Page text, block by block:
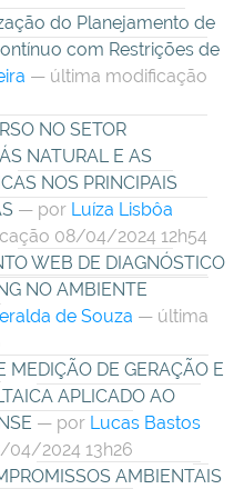
do Planejamento de
com Restrições de
— última modificação
NO SETOR
NATURAL E AS
NOS PRINCIPAIS
— por Luíza Lisbôa
08/04/2024 12h54
WEB DE DIAGNÓSTICO
NO AMBIENTE
de Souza — última
MEDIÇÃO DE GERAÇÃO E
APLICADO AO
— por Lucas Bastos
2024 13h26
AMBIENTAIS